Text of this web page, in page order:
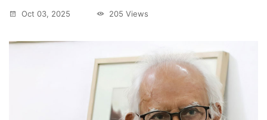
Oct 03, 2025
205 Views